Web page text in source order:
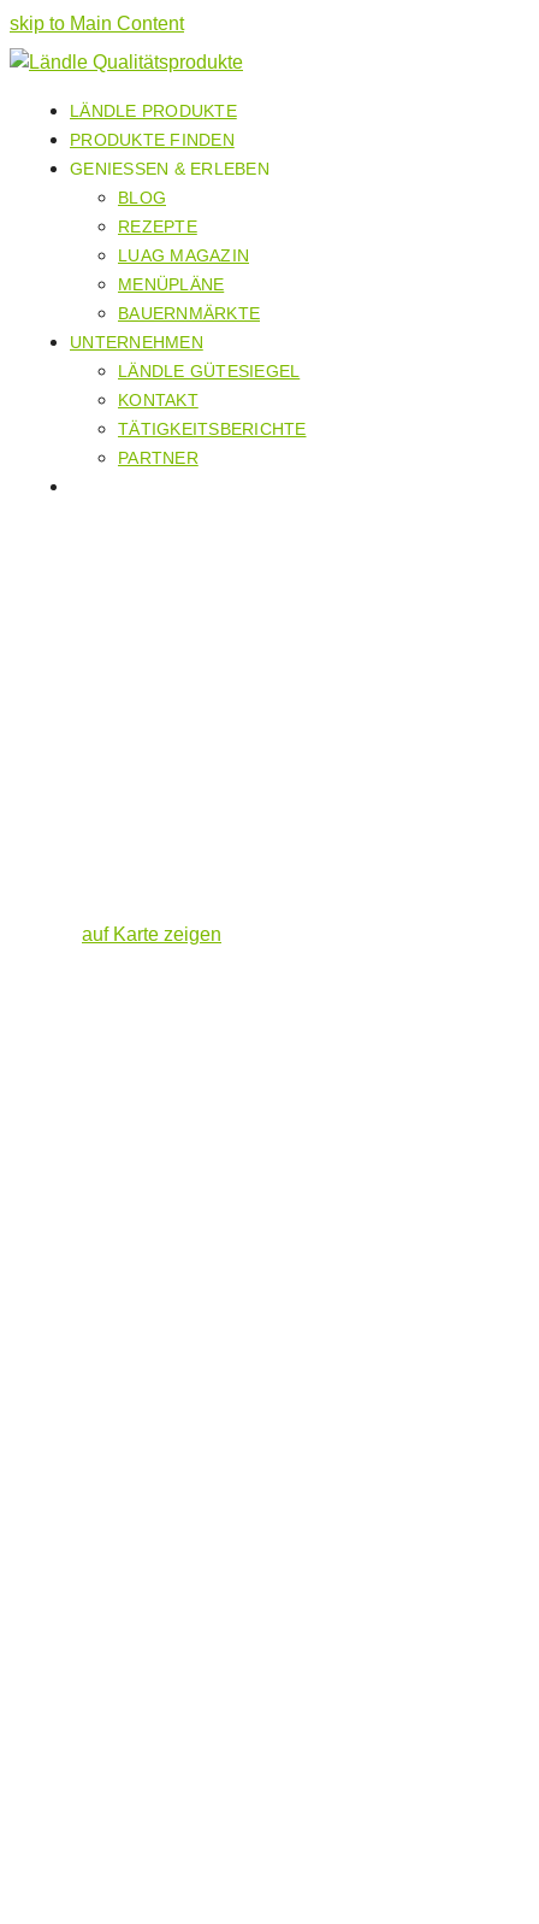
skip to Main Content
LÄNDLE PRODUKTE
PRODUKTE FINDEN
GENIESSEN & ERLEBEN
BLOG
REZEPTE
LUAG MAGAZIN
MENÜPLÄNE
BAUERNMÄRKTE
UNTERNEHMEN
LÄNDLE GÜTESIEGEL
KONTAKT
TÄTIGKEITSBERICHTE
PARTNER
auf Karte zeigen